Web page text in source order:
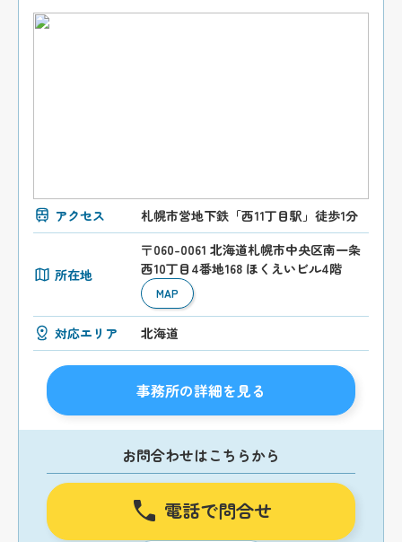
アクセス 札幌市営地下鉄「西11丁目駅」徒歩1分
所在地
〒060-0061 北海道札幌市中央区南一条
西10丁目4番地168 ほくえいビル4階
MAP
対応エリア 北海道
事務所の詳細を見る
お問合わせはこちらから
電話で問合せ